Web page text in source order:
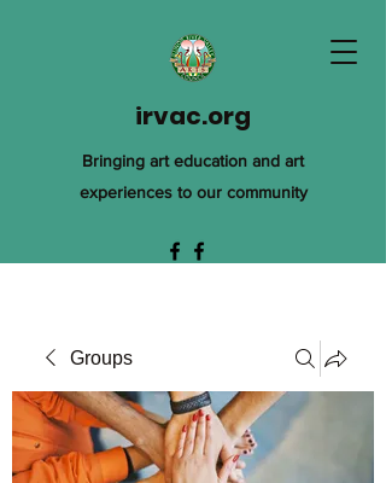
irvac.org
Bringing art education and art
experiences to our community
Groups